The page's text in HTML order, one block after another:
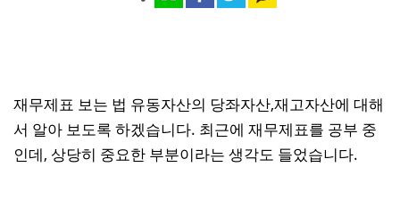
재무제표 보는 법 유동자산의 당좌자산,재고자산에 대해
서 알아 보도록 하겠습니다. 최근에 재무제표를 공부 중
인데, 상당히 중요한 부분이라는 생각도 들었습니다.